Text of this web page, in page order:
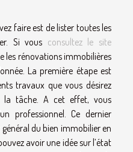
faire est de lister toutes les
Si vous consultez le site
les rénovations immobilières
La première étape est
travaux que vous désirez
la tâche. A cet effet, vous
professionnel. Ce dernier
du bien immobilier en
avoir une idée sur l’état